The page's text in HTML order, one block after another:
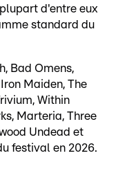
d'entre eux
standard du
Bad Omens,
Maiden, The
Within
Marteria, Three
Undead et
festival en 2026.